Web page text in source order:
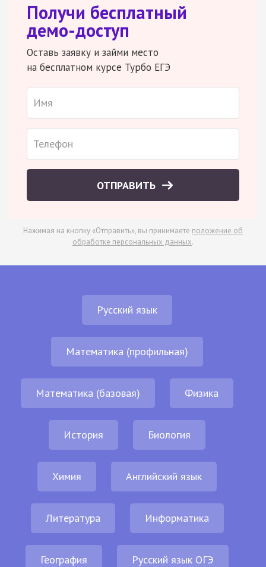
Получи бесплатный
демо-доступ
Оставь заявку и займи место
на бесплатном курсе Турбо ЕГЭ
ОТПРАВИТЬ
Нажимая на кнопку «Отправить», вы принимаете положение об
обработке персональных данных.
Русский язык
Математика (профильная)
Математика (базовая) Физика
История Биология
Химия Английский язык
Литература Информатика
География Русский язык ОГЭ